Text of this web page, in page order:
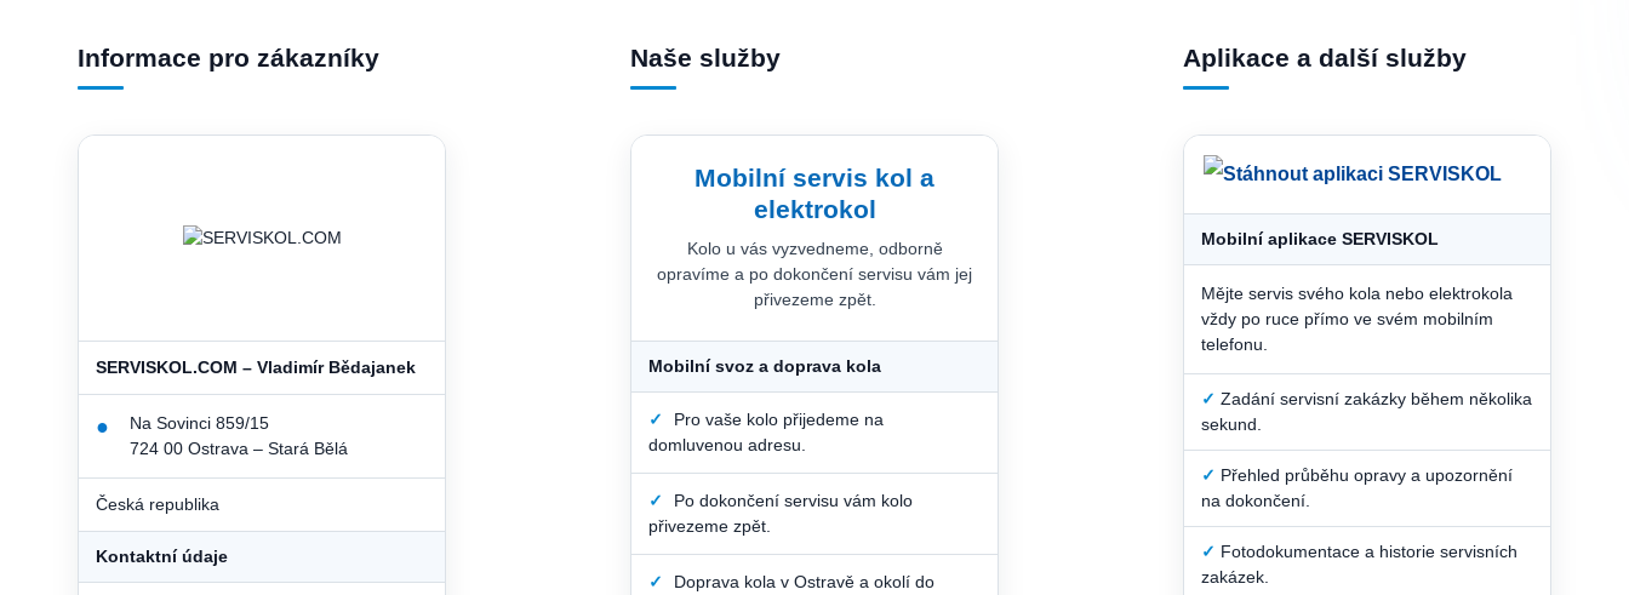
Informace pro zákazníky
SERVISKOL.COM – Vladimír Bědajanek
●
Na Sovinci 859/15
724 00 Ostrava – Stará Bělá
Česká republika
Kontaktní údaje
Naše služby
Mobilní servis kol a
elektrokol
Kolo u vás vyzvedneme, odborně
opravíme a po dokončení servisu vám jej
přivezeme zpět.
Mobilní svoz a doprava kola
✓
Pro vaše kolo přijedeme na
domluvenou adresu.
✓
Po dokončení servisu vám kolo
přivezeme zpět.
✓
Doprava kola v Ostravě a okolí do
Aplikace a další služby
Mobilní aplikace SERVISKOL
Mějte servis svého kola nebo elektrokola
vždy po ruce přímo ve svém mobilním
telefonu.
✓ Zadání servisní zakázky během několika
sekund.
✓ Přehled průběhu opravy a upozornění
na dokončení.
✓ Fotodokumentace a historie servisních
zakázek.